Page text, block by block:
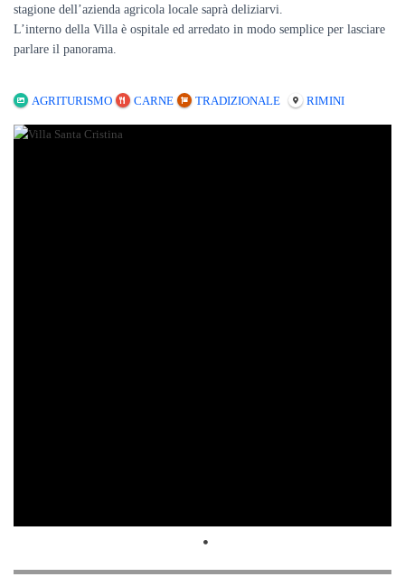
stagione dell’azienda agricola locale saprà deliziarvi.
L’interno della Villa è ospitale ed arredato in modo semplice per lasciare
parlare il panorama.
AGRITURISMO CARNE TRADIZIONALE RIMINI